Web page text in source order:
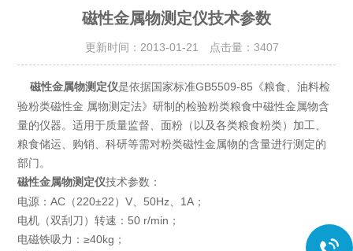
磁性金属物测定仪技术参数
更新时间：2013-01-21 点击量： 3407
磁性金属物测定仪是依据国家标准GB5509-85《粮食、油料检
验粉类磁性金 属物测定法》研制的检验粉类粮食中磁性金属物含
量的仪器。适用于质量监督、面粉（以及各类粮食粉类）加工、
粮食储运、购销、科研等需对粉类磁性金属物的含量进行测定的
部门。
磁性金属物测定仪技术参数：
电源：AC（220±22）V、50Hz、1A；
电机（双刮刀）转速：50 r/min；
电磁铁吸力：≥40kg；